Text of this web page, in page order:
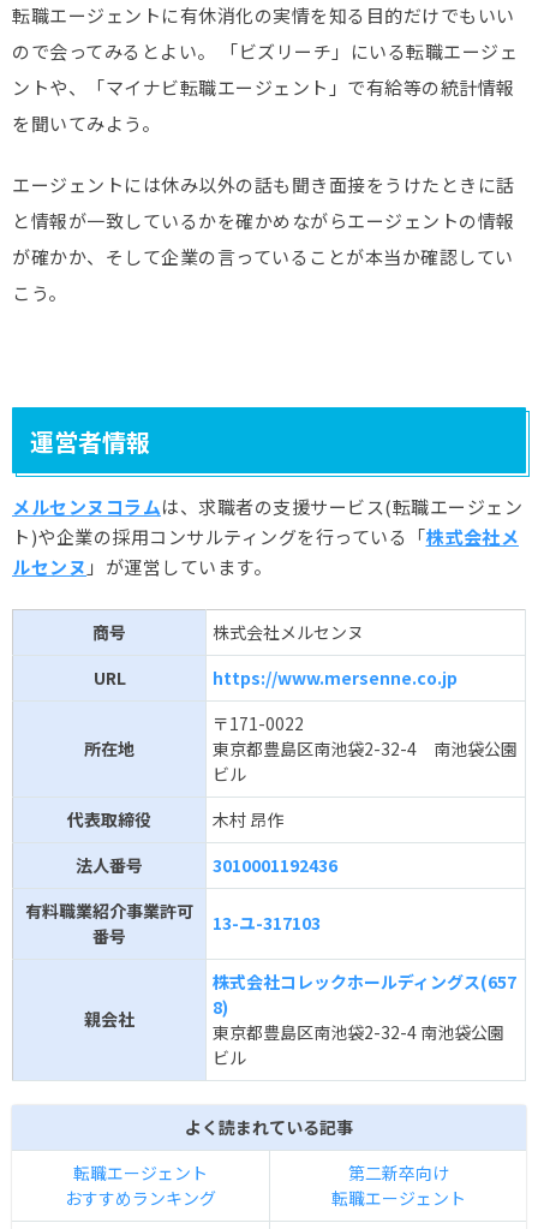
転職エージェントに有休消化の実情を知る目的だけでもいい
ので会ってみるとよい。 「ビズリーチ」にいる転職エージェ
ントや、「マイナビ転職エージェント」で有給等の統計情報
を聞いてみよう。
エージェントには休み以外の話も聞き面接をうけたときに話
と情報が一致しているかを確かめながらエージェントの情報
が確かか、そして企業の言っていることが本当か確認してい
こう。
運営者情報
メルセンヌコラムは、求職者の支援サービス(転職エージェン
ト)や企業の採用コンサルティングを行っている「株式会社メ
ルセンヌ 」が運営しています。
商号
株式会社メルセンヌ
URL
https://www.mersenne.co.jp
所在地
〒171-0022
東京都豊島区南池袋2-32-4 南池袋公園
ビル
代表取締役
木村 昂作
法人番号
3010001192436
有料職業紹介事業許可
番号
13-ユ-317103
親会社
株式会社コレックホールディングス(657
8)
東京都豊島区南池袋2-32-4 南池袋公園
ビル
よく読まれている記事
転職エージェント
おすすめランキング
第二新卒向け
転職エージェント